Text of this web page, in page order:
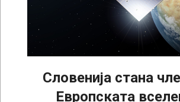
Словенија стана
Европската